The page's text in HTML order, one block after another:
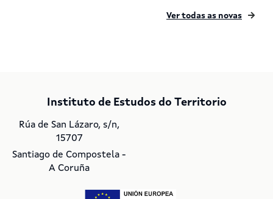
Ver todas as novas
Instituto de Estudos do Territorio
Rúa de San Lázaro, s/n,
15707
Santiago de Compostela -
A Coruña